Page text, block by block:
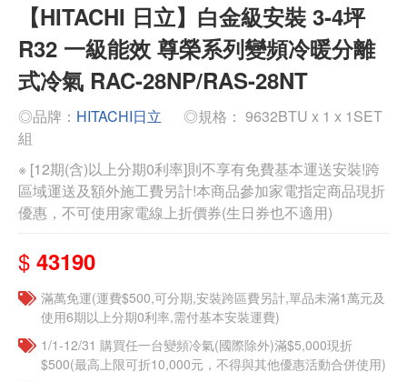
【HITACHI 日立】白金級安裝 3-4坪
R32 一級能效 尊榮系列變頻冷暖分離
式冷氣 RAC-28NP/RAS-28NT
◎品牌： HITACHI日立
◎規格： 9632BTU x 1 x 1SET
組
※ [12期(含)以上分期0利率]則不享有免費基本運送安裝!跨
區域運送及額外施工費另計!本商品參加家電指定商品現折
優惠，不可使用家電線上折價券(生日券也不適用)
$ 43190
滿萬免運(運費$500,可分期,安裝跨區費另計,單品未滿1萬元及
使用6期以上分期0利率,需付基本安裝運費)
1/1-12/31 購買任一台變頻冷氣(國際除外)滿$5,000現折
$500(最高上限可折10,000元，不得與其他優惠活動合併使用)